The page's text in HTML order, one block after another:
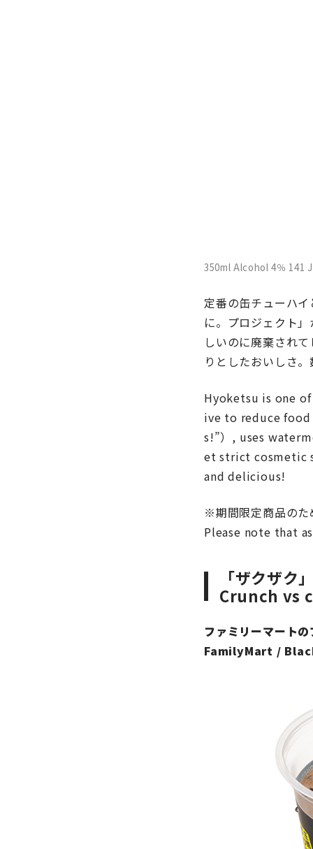
350ml Alcohol 4％ 141
定番の缶チューハ
に。プロジェクト
しいのに廃棄され
りとしたおいしさ
Hyoketsu is one
ive to reduce
s!”）, uses
et strict cosmetic
and delicious!
※期間限定商品のた
Please note that
「ザクザク
Crunch vs
ファミリーマート
FamilyMart /